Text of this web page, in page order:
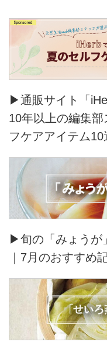
▶通販サイト「
10年以上の編集
フケアアイテム10
▶旬の「みょうが
｜7月のおすすめ